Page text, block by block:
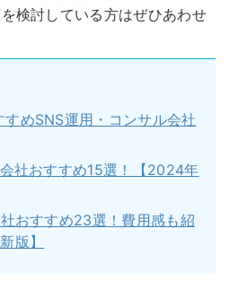
検討している方はぜひあわせ
すめSNS運用・コンサル会社
社おすすめ15選！【2024年
おすすめ23選！費用感も紹
版】